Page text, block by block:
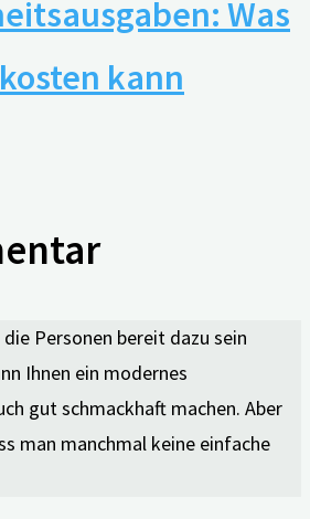
Was
kann
Personen bereit dazu sein
Ihnen ein modernes
gut schmackhaft machen. Aber
man manchmal keine einfache